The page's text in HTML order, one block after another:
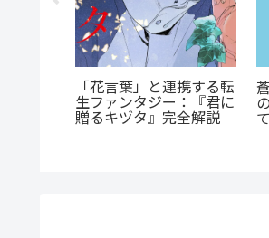
『群脳教室』の魅力を徹
底解説！教室が脳だら
け？衝撃サスペンスを今